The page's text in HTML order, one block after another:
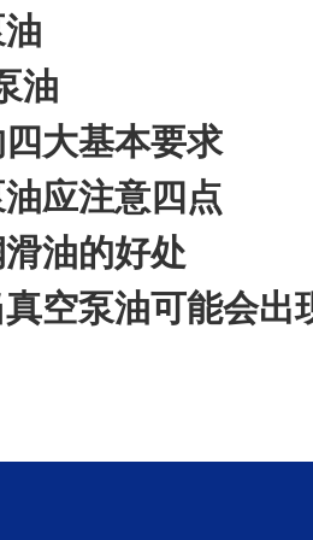
油
大基本要求
应注意四点
油的好处
空泵油可能会出